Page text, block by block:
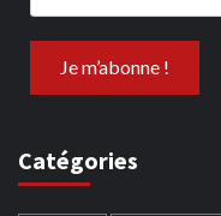
Catégories